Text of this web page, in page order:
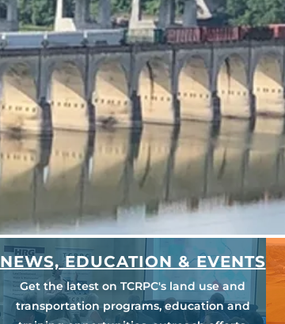
NEWS, EDUCATION & EVENTS
Get the latest on TCRPC's land use and
transportation programs, education and